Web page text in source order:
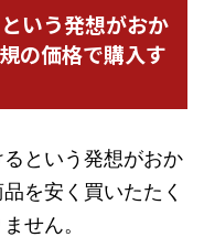
いう発想がおか
の価格で購入す
という発想がおか
を安く買いたたく
せん。